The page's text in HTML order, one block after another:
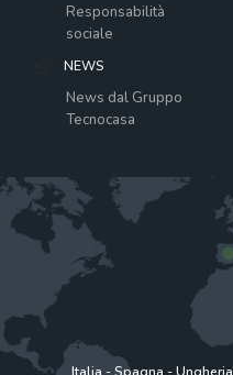
Responsabilità
sociale
NEWS
News dal Gruppo
Tecnocasa
Italia -Spagna -Ungheria